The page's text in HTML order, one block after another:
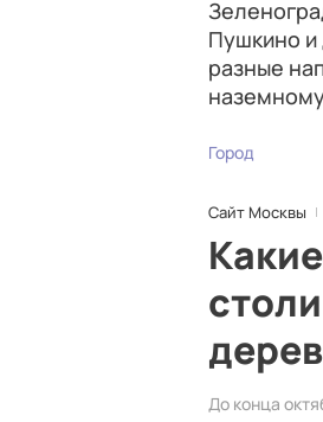
Пушкино
разные
Город
Сайт Москвы
До конца